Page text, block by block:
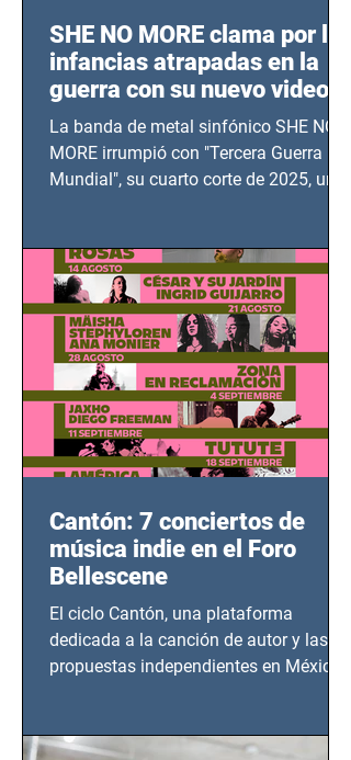
SHE NO MORE clama por las
infancias atrapadas en la
guerra con su nuevo video
TERCERA GUERRA
MUNDIAL
La banda de metal sinfónico SHE NO
MORE irrumpió con "Tercera Guerra
Mundial", su cuarto corte de 2025, un
bélicos.
Cantón: 7 conciertos de
música indie en el Foro
Bellescene
El ciclo Cantón, una plataforma
dedicada a la canción de autor y las
propuestas independientes en México,
CDMX), todos los miércoles a partir del